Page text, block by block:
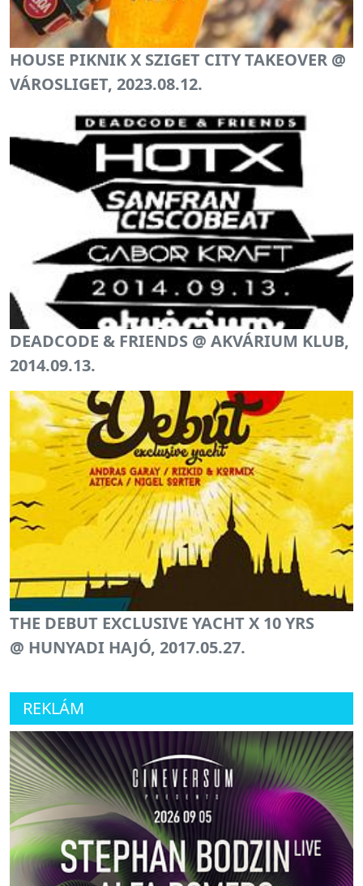
HOUSE PIKNIK X SZIGET CITY TAKEOVER @
VÁROSLIGET, 2023.08.12.
DEADCODE & FRIENDS @ AKVÁRIUM KLUB,
2014.09.13.
THE DEBUT EXCLUSIVE YACHT X 10 YRS
@ HUNYADI HAJÓ, 2017.05.27.
REKLÁM